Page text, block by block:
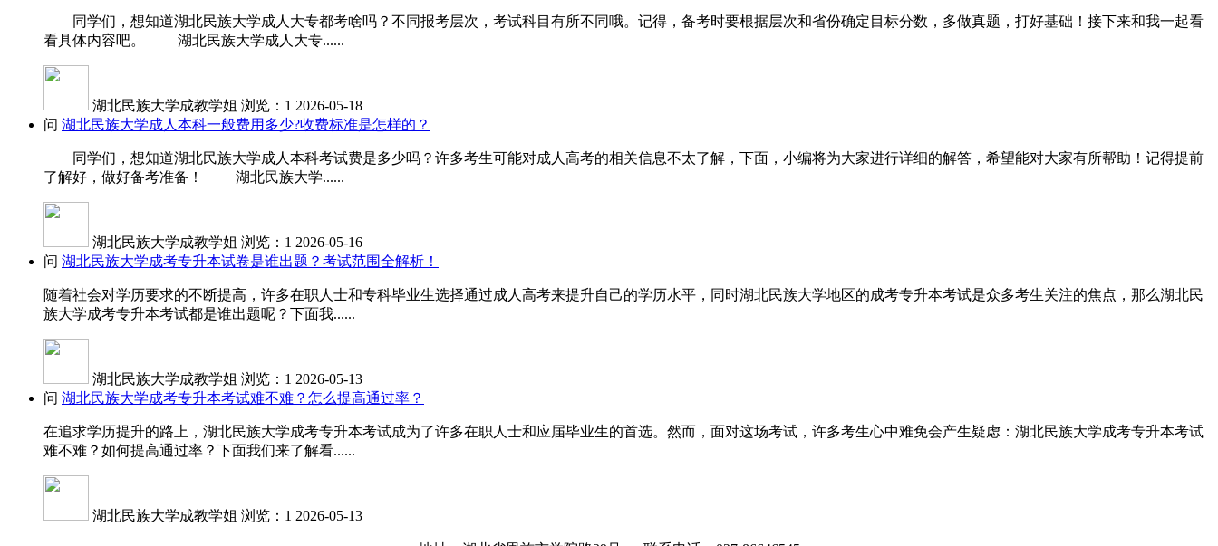
同学们，想知道湖北民族大学成人大专都考啥吗？不同报考层次，考试科目有所不同哦。记得，备考时要根据层次和省份确定目标分数，多做真题，打好基础！接下来和我一起看
看具体内容吧。 湖北民族大学成人大专......
湖北民族大学成教学姐 浏览：1 2026-05-18
问 湖北民族大学成人本科一般费用多少?收费标准是怎样的？
同学们，想知道湖北民族大学成人本科考试费是多少吗？许多考生可能对成人高考的相关信息不太了解，下面，小编将为大家进行详细的解答，希望能对大家有所帮助！记得提前
了解好，做好备考准备！ 湖北民族大学......
湖北民族大学成教学姐 浏览：1 2026-05-16
问 湖北民族大学成考专升本试卷是谁出题？考试范围全解析！
随着社会对学历要求的不断提高，许多在职人士和专科毕业生选择通过成人高考来提升自己的学历水平，同时湖北民族大学地区的成考专升本考试是众多考生关注的焦点，那么湖北民
族大学成考专升本考试都是谁出题呢？下面我......
湖北民族大学成教学姐 浏览：1 2026-05-13
问 湖北民族大学成考专升本考试难不难？怎么提高通过率？
在追求学历提升的路上，湖北民族大学成考专升本考试成为了许多在职人士和应届毕业生的首选。然而，面对这场考试，许多考生心中难免会产生疑虑：湖北民族大学成考专升本考试
难不难？如何提高通过率？下面我们来了解看......
湖北民族大学成教学姐 浏览：1 2026-05-13